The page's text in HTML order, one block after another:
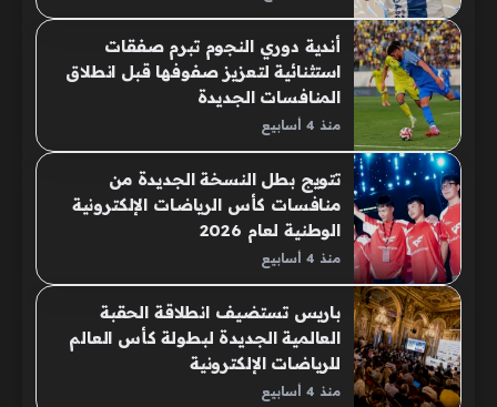
أندية دوري النجوم تبرم صفقات
استثنائية لتعزيز صفوفها قبل انطلاق
المنافسات الجديدة
منذ 4 أسابيع
تتويج بطل النسخة الجديدة من
منافسات كأس الرياضات الإلكترونية
الوطنية لعام 2026
منذ 4 أسابيع
باريس تستضيف انطلاقة الحقبة
العالمية الجديدة لبطولة كأس العالم
للرياضات الإلكترونية
منذ 4 أسابيع